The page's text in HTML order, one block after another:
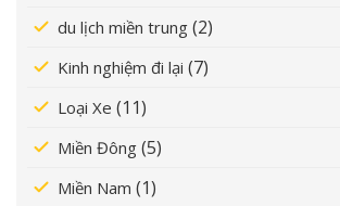
du lịch miền trung (2)
Kinh nghiệm đi lại (7)
Loại Xe (11)
Miền Đông (5)
Miền Nam (1)